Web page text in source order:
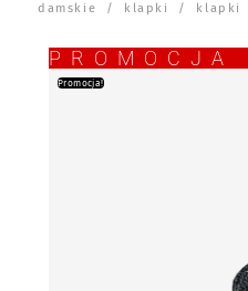
damskie / klapki / klapki
PROMOCJA
Promocja!